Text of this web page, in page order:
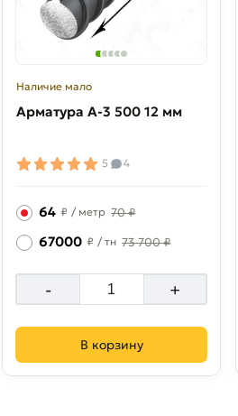
Наличие мало
Арматура A-3 500 12 мм
5 4
64 ₽ / метр 70 ₽
67000 ₽ / тн 73 700 ₽
- +
В корзину